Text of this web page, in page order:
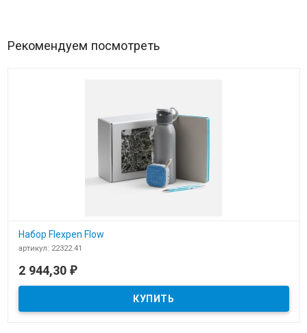
Рекомендуем посмотреть
Набор Flexpen Flow
артикул: 22322.41
​Набор Flexpen Flow
2 944,30 ₽